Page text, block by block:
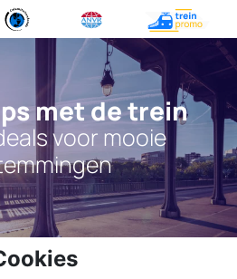
met de trein
voor mooie